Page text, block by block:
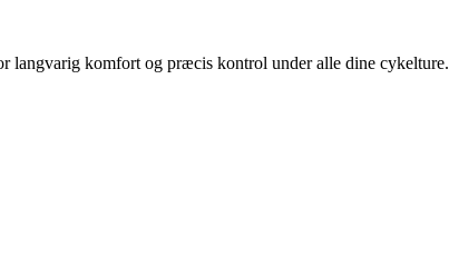
langvarig komfort og præcis kontrol under alle dine cykelture.